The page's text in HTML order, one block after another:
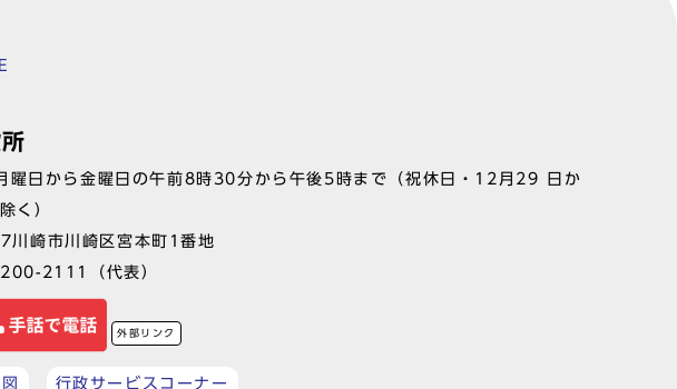
曜日から金曜日の午前8時30分から午後5時まで（祝休日・12月29 日か
く）
崎市川崎区宮本町1番地
2111 （代表）
外部リンク
行政サービスコーナー